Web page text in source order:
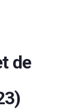
de